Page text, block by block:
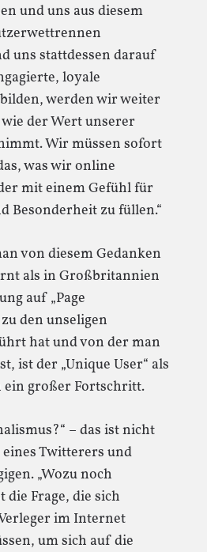
und uns aus diesem
uns stattdessen darauf
loyale
werden wir weiter
der Wert unserer
Wir müssen sofort
was wir online
mit einem Gefühl für
Besonderheit zu füllen.“
von diesem Gedanken
als in Großbritannien
auf „Page
den unseligen
hat und von der man
ist der „Unique User“ als
ein großer Fortschritt.
– das ist nicht
Twitterers und
„Wozu noch
die Frage, die sich
im Internet
um sich auf die